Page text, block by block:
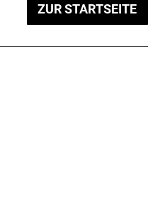
ZUR STARTSEITE